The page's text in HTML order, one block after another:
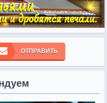
ОТПРАВИТЬ